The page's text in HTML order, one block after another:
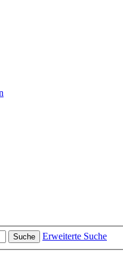
Suche Erweiterte Suche